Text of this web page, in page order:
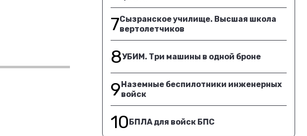
7Сызранское училище. Высшая школа
вертолетчиков
8УБИМ. Три машины в одной броне
9Наземные беспилотники инженерных
войск
10БПЛА для войск БПС